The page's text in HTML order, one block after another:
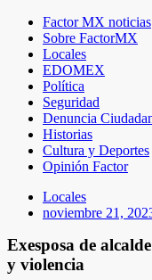
Factor MX noticias
Sobre FactorMX
Locales
EDOMEX
Política
Seguridad
Denuncia
Historias
Cultura y Deportes
Opinión Factor
Locales
noviembre 21,
Exesposa de
y violencia